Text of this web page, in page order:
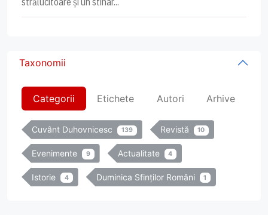
Taxonomii
Categorii Etichete Autori Arhive
Cuvânt Duhovnicesc 139 Revistă 10
Evenimente 9 Actualitate 4
Istorie 4 Duminica Sfinților Români 1